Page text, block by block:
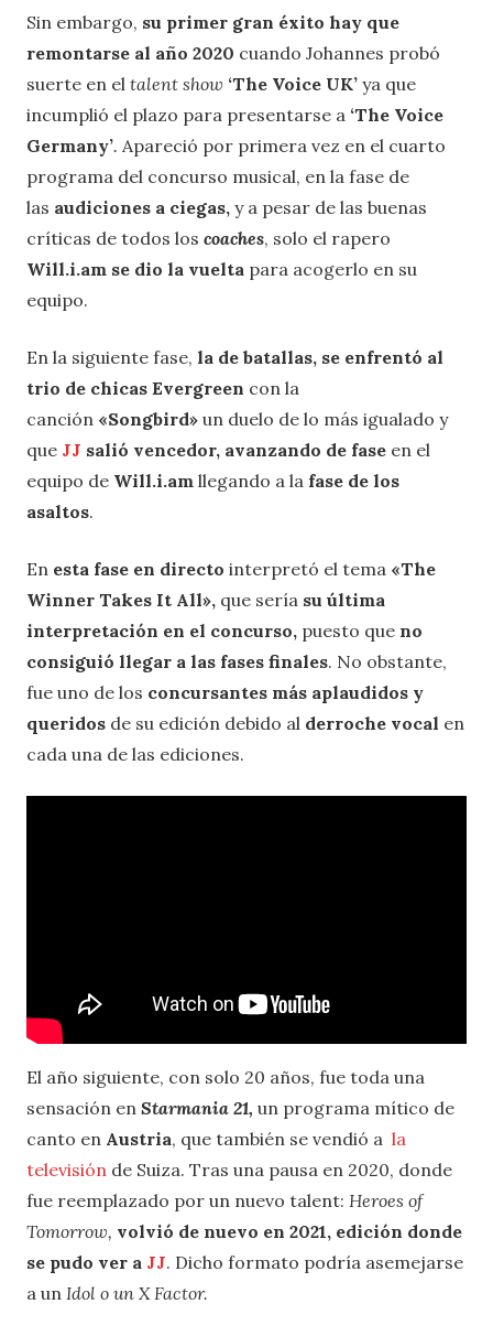
Sin embargo, su primer gran éxito hay que
remontarse al año 2020 cuando Johannes probó
suerte en el talent show ‘The Voice UK’ ya que
incumplió el plazo para presentarse a ‘The Voice
Germany’. Apareció por primera vez en el cuarto
programa del concurso musical, en la fase de
las audiciones a ciegas, y a pesar de las buenas
críticas de todos los coaches, solo el rapero
Will.i.am se dio la vuelta para acogerlo en su
equipo.
En la siguiente fase, la de batallas, se enfrentó al
trio de chicas Evergreen con la
canción «Songbird» un duelo de lo más igualado y
que JJ salió vencedor, avanzando de fase en el
equipo de Will.i.am llegando a la fase de los
asaltos.
En esta fase en directo interpretó el tema «The
Winner Takes It All», que sería su última
interpretación en el concurso, puesto que no
consiguió llegar a las fases finales. No obstante,
fue uno de los concursantes más aplaudidos y
queridos de su edición debido al derroche vocal en
cada una de las ediciones.
El año siguiente, con solo 20 años, fue toda una
sensación en Starmania 21, un programa mítico de
canto en Austria, que también se vendió a la
televisión de Suiza. Tras una pausa en 2020, donde
fue reemplazado por un nuevo talent: Heroes of
Tomorrow, volvió de nuevo en 2021, edición donde
se pudo ver a JJ. Dicho formato podría asemejarse
a un Idol o un X Factor.